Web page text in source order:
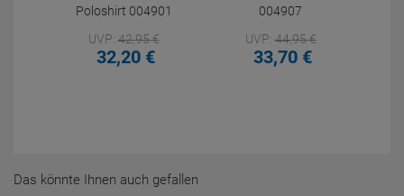
Poloshirt 004901
UVP:42,95€
32,20 €
004907
UVP:44,95€
33,70 €
Das könnte Ihnen auch gefallen